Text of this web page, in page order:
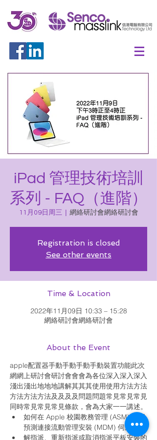
iPad 管理技術培訓
系列 - FAQ（進階）
11月09日周三 網絡研討會網絡研討會
Registration is closed
See other events
Time & Location
2022年11月09日 10:33 – 15:28
網絡研討會網絡研討會
About the Event
apple配置器手動手動手動手動裝置功能此次
網網上研討會研討會會會為各位深入深入深入
淺出淺出地地地講解其其其使用使用方法方法
方法方法方法及及及及問題問題常見常見常見
同時常見常見常見條款，會為大家一一講述。
如何在 Apple 校園教務管理 (ASM) 內部
預測連接流動管理安裝 (MDM) 伺服器
解指派、重新指派或取消指派平板安裝的